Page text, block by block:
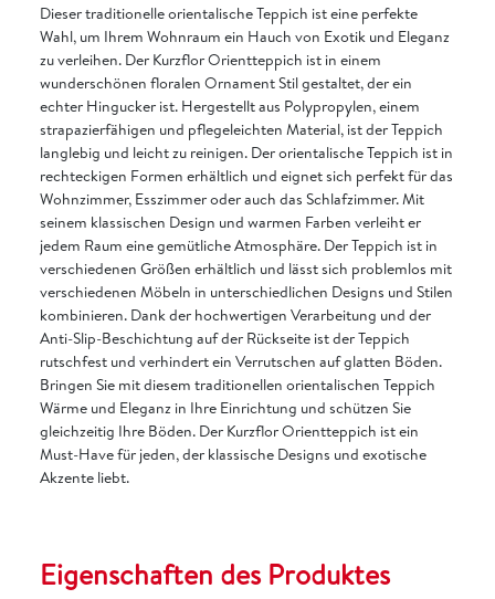
Dieser traditionelle orientalische Teppich ist eine perfekte
Wahl, um Ihrem Wohnraum ein Hauch von Exotik und Eleganz
zu verleihen. Der Kurzflor Orientteppich ist in einem
wunderschönen floralen Ornament Stil gestaltet, der ein
echter Hingucker ist. Hergestellt aus Polypropylen, einem
strapazierfähigen und pflegeleichten Material, ist der Teppich
langlebig und leicht zu reinigen. Der orientalische Teppich ist in
rechteckigen Formen erhältlich und eignet sich perfekt für das
Wohnzimmer, Esszimmer oder auch das Schlafzimmer. Mit
seinem klassischen Design und warmen Farben verleiht er
jedem Raum eine gemütliche Atmosphäre. Der Teppich ist in
verschiedenen Größen erhältlich und lässt sich problemlos mit
verschiedenen Möbeln in unterschiedlichen Designs und Stilen
kombinieren. Dank der hochwertigen Verarbeitung und der
Anti-Slip-Beschichtung auf der Rückseite ist der Teppich
rutschfest und verhindert ein Verrutschen auf glatten Böden.
Bringen Sie mit diesem traditionellen orientalischen Teppich
Wärme und Eleganz in Ihre Einrichtung und schützen Sie
gleichzeitig Ihre Böden. Der Kurzflor Orientteppich ist ein
Must-Have für jeden, der klassische Designs und exotische
Akzente liebt.
Eigenschaften des Produktes